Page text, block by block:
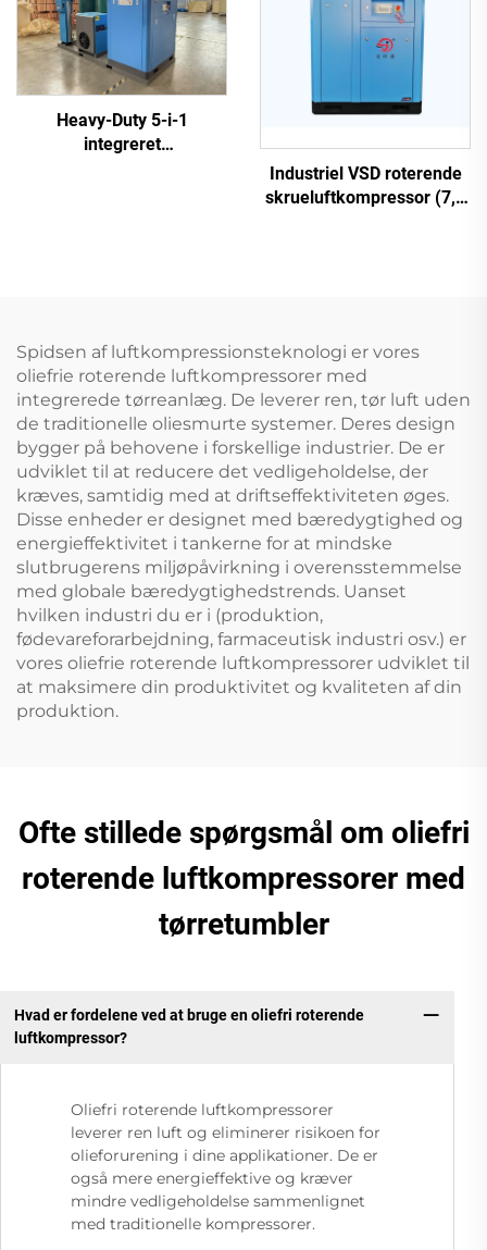
Heavy-Duty 5-i-1
integreret
Industriel VSD roterende
skrueluftkompressor (7,5
Spidsen af luftkompressionsteknologi er vores
oliefrie roterende luftkompressorer med
integrerede tørreanlæg. De leverer ren, tør luft uden
de traditionelle oliesmurte systemer. Deres design
bygger på behovene i forskellige industrier. De er
udviklet til at reducere det vedligeholdelse, der
kræves, samtidig med at driftseffektiviteten øges.
Disse enheder er designet med bæredygtighed og
energieffektivitet i tankerne for at mindske
slutbrugerens miljøpåvirkning i overensstemmelse
med globale bæredygtighedstrends. Uanset
hvilken industri du er i (produktion,
fødevareforarbejdning, farmaceutisk industri osv.) er
vores oliefrie roterende luftkompressorer udviklet til
at maksimere din produktivitet og kvaliteten af din
produktion.
Ofte stillede spørgsmål om oliefri
roterende luftkompressorer med
tørretumbler
Hvad er fordelene ved at bruge en oliefri roterende
luftkompressor?
Oliefri roterende luftkompressorer
leverer ren luft og eliminerer risikoen for
olieforurening i dine applikationer. De er
også mere energieffektive og kræver
mindre vedligeholdelse sammenlignet
med traditionelle kompressorer.